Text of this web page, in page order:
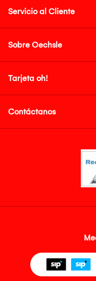
Servicio al Cliente
Sobre Oechsle
Tarjeta oh!
Contáctanos